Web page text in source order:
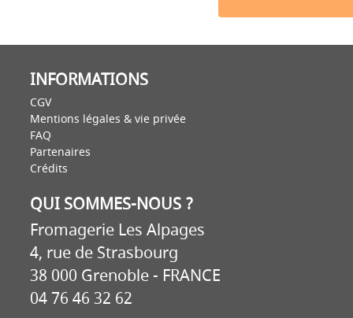
INFORMATIONS
CGV
Mentions légales & vie privée
FAQ
Partenaires
Crédits
QUI SOMMES-NOUS ?
Fromagerie Les Alpages
4, rue de Strasbourg
38 000 Grenoble - FRANCE
04 76 46 32 62